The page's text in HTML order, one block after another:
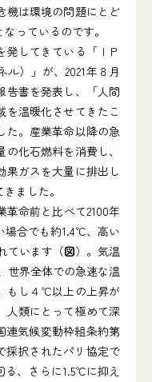
機は環境の問題にとど
っているのです。
してきている「ＩＰ
）」が、2021年８月
告書を発表し、「人間
を温暖化させてきたこ
た。産業革命以降の急
化石燃料を消費し、
果ガスを大量に排出し
ました。
命前と比べて2100年
場合でも約1.4℃、高い
ています（図）。気温
世界全体での急速な温
もし４℃以上の上昇が
人類にとって極めて深
連気候変動枠組条約第
採択されたパリ協定で
、さらに1.5℃に抑え